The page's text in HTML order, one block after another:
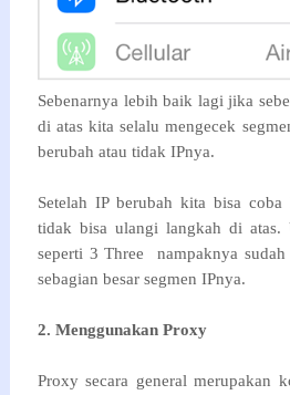
Sebenarnya lebih baik lagi jika
di atas kita selalu mengecek
berubah atau tidak IPnya.
Setelah IP berubah kita bisa
tidak bisa ulangi langkah di atas.
seperti 3 Three nampaknya
sebagian besar segmen IPnya.
2. Menggunakan Proxy
Proxy secara general merupakan